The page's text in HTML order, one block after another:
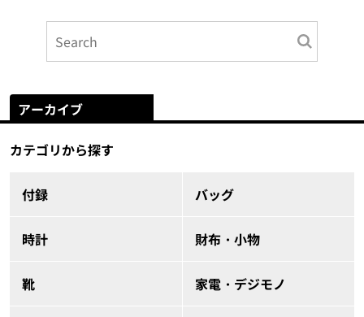
アーカイブ
カテゴリから探す
付録 バッグ
時計 財布・小物
靴 家電・デジモノ